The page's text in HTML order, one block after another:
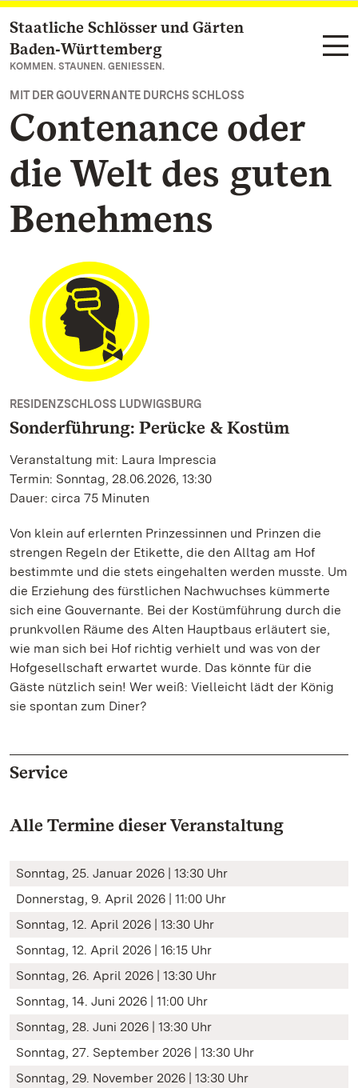
Zum Hauptinhalt springen
Staatliche Schlösser und Gärten
Baden‑Württemberg
KOMMEN. STAUNEN. GENIESSEN.
MIT DER GOUVERNANTE DURCHS SCHLOSS
Contenance oder
die Welt des guten
Benehmens
RESIDENZSCHLOSS LUDWIGSBURG
Sonderführung: Perücke & Kostüm
Veranstaltung mit: Laura Imprescia
Termin: Sonntag, 28.06.2026, 13:30
Dauer: circa 75 Minuten
Von klein auf erlernten Prinzessinnen und Prinzen die
strengen Regeln der Etikette, die den Alltag am Hof
bestimmte und die stets eingehalten werden musste. Um
die Erziehung des fürstlichen Nachwuchses kümmerte
sich eine Gouvernante. Bei der Kostümführung durch die
prunkvollen Räume des Alten Hauptbaus erläutert sie,
wie man sich bei Hof richtig verhielt und was von der
Hofgesellschaft erwartet wurde. Das könnte für die
Gäste nützlich sein! Wer weiß: Vielleicht lädt der König
sie spontan zum Diner?
Service
Alle Termine dieser Veranstaltung
Sonntag, 25. Januar 2026 | 13:30 Uhr
Donnerstag, 9. April 2026 | 11:00 Uhr
Sonntag, 12. April 2026 | 13:30 Uhr
Sonntag, 12. April 2026 | 16:15 Uhr
Sonntag, 26. April 2026 | 13:30 Uhr
Sonntag, 14. Juni 2026 | 11:00 Uhr
Sonntag, 28. Juni 2026 | 13:30 Uhr
Sonntag, 27. September 2026 | 13:30 Uhr
Sonntag, 29. November 2026 | 13:30 Uhr